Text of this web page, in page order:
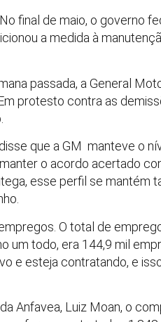
final de maio, o governo
a medida à
passada, a General
protesto contra as
que a GM manteve o
o acordo acertado
esse perfil se mantém
O total de
um todo, era 144,9 mil
e esteja contratando, e
Anfavea, Luiz Moan, o